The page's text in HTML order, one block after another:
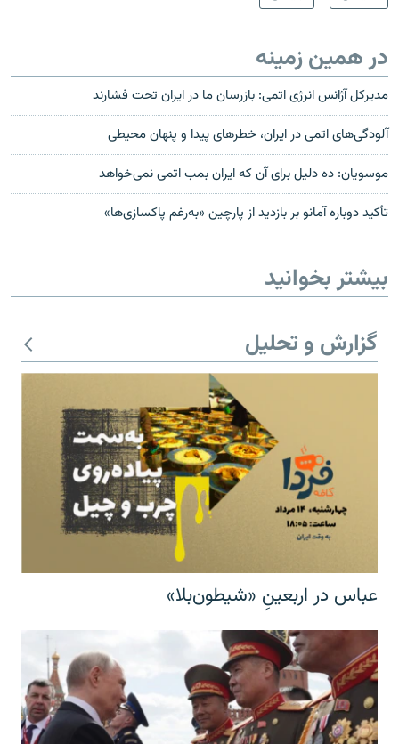
در همین زمینه
مدیرکل آژانس انرژی اتمی: بازرسان ما در ایران تحت فشارند
آلودگی‌های اتمی در ایران، خطرهای پیدا و پنهان محیطی
موسویان: ده دلیل برای آن که ایران بمب اتمی نمی‌خواهد
تأکید دوباره آمانو بر بازدید از پارچین «به‌رغم پاکسازی‌ها»
بیشتر بخوانید
گزارش و تحلیل
عباس در اربعینِ «شیطون‌بلا»